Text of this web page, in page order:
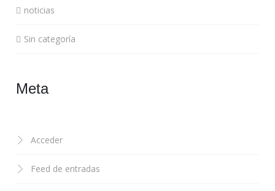
noticias
Sin categoría
Meta
Acceder
Feed de entradas